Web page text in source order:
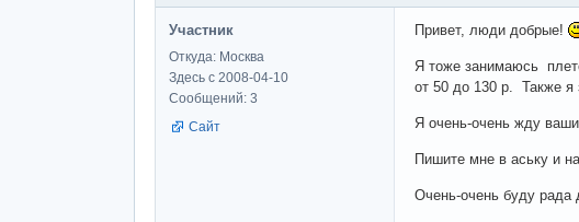
Участник
Откуда: Москва
Здесь с 2008-04-10
Сообщений: 3
Сайт
Привет, люди добрые!
Я тоже занимаюсь
от 50 до 130 р. Также я
Я очень-очень жду
Пишите мне в аську и
Очень-очень буду